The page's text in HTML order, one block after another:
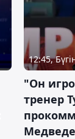
12:45,
"Он
тренер